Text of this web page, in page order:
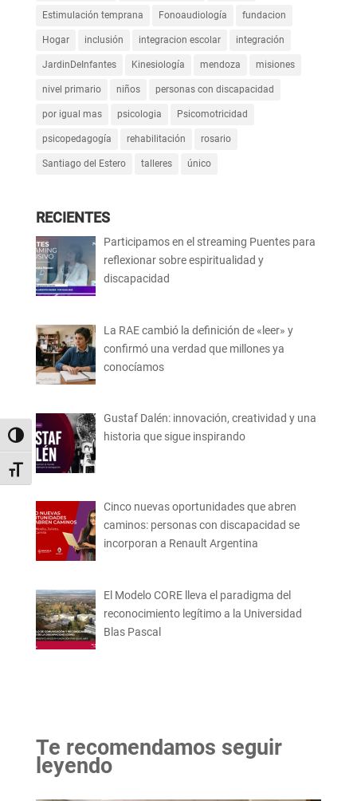
Alternar alto contraste
Alternar tamaño de letra
Estimulación temprana Fonoaudiología fundacion
Hogar inclusión integracion escolar integración
JardinDeInfantes Kinesiología mendoza misiones
nivel primario niños personas con discapacidad
por igual mas psicologia Psicomotricidad
psicopedagogía rehabilitación rosario
Santiago del Estero talleres único
RECIENTES
Participamos en el streaming Puentes para
reflexionar sobre espiritualidad y
discapacidad
La RAE cambió la definición de «leer» y
confirmó una verdad que millones ya
conocíamos
Gustaf Dalén: innovación, creatividad y una
historia que sigue inspirando
Cinco nuevas oportunidades que abren
caminos: personas con discapacidad se
incorporan a Renault Argentina
El Modelo CORE lleva el paradigma del
reconocimiento legítimo a la Universidad
Blas Pascal
Te recomendamos seguir
leyendo